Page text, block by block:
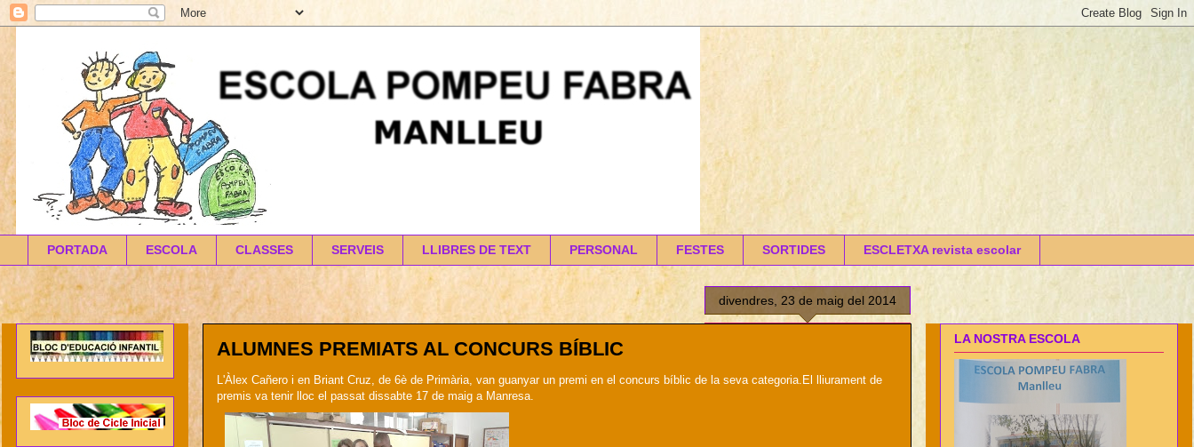
PORTADA ESCOLA CLASSES SERVEIS LLIBRES DE TEXT PERSONAL FESTES SORTIDES ESCLETXA revista escolar
divendres, 23 de maig del 2014
ALUMNES PREMIATS AL CONCURS BÍBLIC
L'Àlex Cañero i en Briant Cruz, de 6è de Primària, van guanyar un premi en el concurs bíblic de la seva categoria.El lliurament de
premis va tenir lloc el passat dissabte 17 de maig a Manresa.
LA NOSTRA ESCOLA